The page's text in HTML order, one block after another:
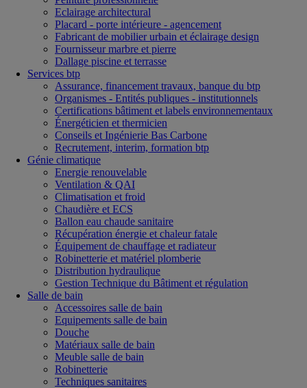
Eclairage architectural
Placard - porte intérieure - agencement
Fabricant de mobilier urbain et éclairage design
Fournisseur marbre et pierre
Dallage piscine et terrasse
Services btp
Assurance, financement travaux, banque du btp
Organismes - Entités publiques - institutionnels
Certifications bâtiment et labels environnementaux
Énergéticien et thermicien
Conseils et Ingénierie Bas Carbone
Recrutement, interim, formation btp
Génie climatique
Energie renouvelable
Ventilation & QAI
Climatisation et froid
Chaudière et ECS
Ballon eau chaude sanitaire
Récupération énergie et chaleur fatale
Équipement de chauffage et radiateur
Robinetterie et matériel plomberie
Distribution hydraulique
Gestion Technique du Bâtiment et régulation
Salle de bain
Accessoires salle de bain
Equipements salle de bain
Douche
Matériaux salle de bain
Meuble salle de bain
Robinetterie
Techniques sanitaires